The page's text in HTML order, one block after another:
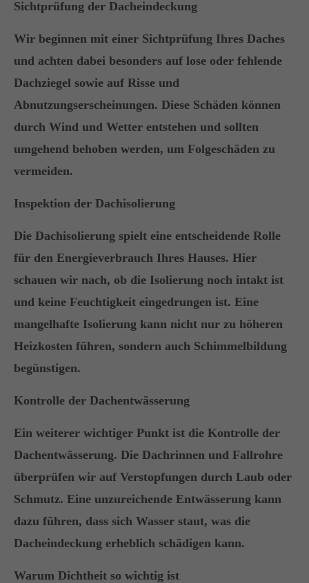
+44 1234 567 890
Drop us a line
info@yourdomain.com
About us
Lorem ipsum dolor sit amet, consectetuer
adipiscing elit.
Aenean commodo ligula eget dolor. Aenean
massa. Cum sociis natoque penatibus et magnis
Donec quam felis, ultricies nec.
Sichtprüfung der Dacheindeckung
Wir beginnen mit einer Sichtprüfung Ihres Daches
und achten dabei besonders auf lose oder fehlende
Dachziegel sowie auf Risse und
Abnutzungserscheinungen. Diese Schäden können
durch Wind und Wetter entstehen und sollten
umgehend behoben werden, um Folgeschäden zu
vermeiden.
Inspektion der Dachisolierung
Die Dachisolierung spielt eine entscheidende Rolle
für den Energieverbrauch Ihres Hauses. Hier
schauen wir nach, ob die Isolierung noch intakt ist
und keine Feuchtigkeit eingedrungen ist. Eine
mangelhafte Isolierung kann nicht nur zu höheren
Heizkosten führen, sondern auch Schimmelbildung
begünstigen.
Kontrolle der Dachentwässerung
Ein weiterer wichtiger Punkt ist die Kontrolle der
Dachentwässerung. Die Dachrinnen und Fallrohre
überprüfen wir auf Verstopfungen durch Laub oder
Schmutz. Eine unzureichende Entwässerung kann
dazu führen, dass sich Wasser staut, was die
Dacheindeckung erheblich schädigen kann.
Warum Dichtheit so wichtig ist